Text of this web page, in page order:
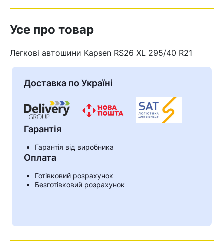
Кошик
Усе про товар
Легкові автошини Kapsen RS26 XL 295/40 R21
Доставка по Україні
Гарантія
Гарантія від виробника
Оплата
Готівковий розрахунок
Безготівковий розрахунок